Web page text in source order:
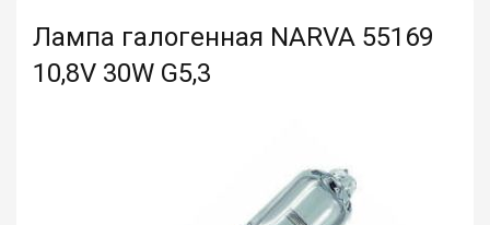
Лампа галогенная NARVA 55169
10,8V 30W G5,3